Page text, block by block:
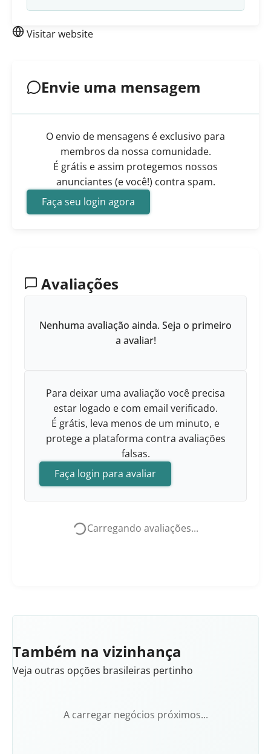
Visitar website
Envie uma mensagem
O envio de mensagens é exclusivo para
membros da nossa comunidade.
É grátis e assim protegemos nossos
anunciantes (e você!) contra spam.
Faça seu login agora
Avaliações
Nenhuma avaliação ainda. Seja o primeiro
a avaliar!
Para deixar uma avaliação você precisa
estar logado e com email verificado.
É grátis, leva menos de um minuto, e
protege a plataforma contra avaliações
falsas.
Faça login para avaliar
Carregando avaliações...
Também na vizinhança
Veja outras opções brasileiras pertinho
A carregar negócios próximos...